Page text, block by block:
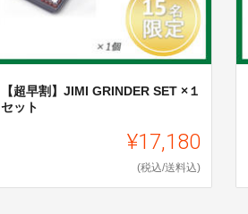
【超早割】JIMI GRINDER SET ×１
セット
¥17,180
(税込/送料込)